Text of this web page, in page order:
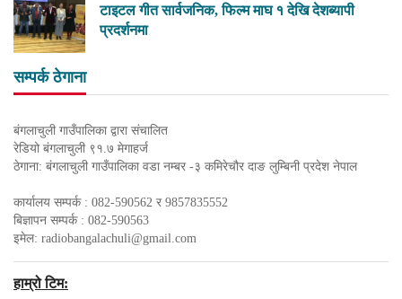
टाइटल गीत सार्वजनिक, फिल्म माघ १ देखि देशब्यापी
प्रदर्शनमा
सम्पर्क ठेगाना
बंगलाचुली गाउँपालिका द्वारा संचालित
रेडियो बंगलाचुली ९१.७ मेगाहर्ज
ठेगाना: बंगलाचुली गाउँपालिका वडा नम्बर -३ कमिरेचौर दाङ लुम्बिनी प्रदेश नेपाल
कार्यालय सम्पर्क : 082-590562 र 9857835552
बिज्ञापन सम्पर्क : 082-590563
इमेल: radiobangalachuli@gmail.com
हाम्रो टिम: